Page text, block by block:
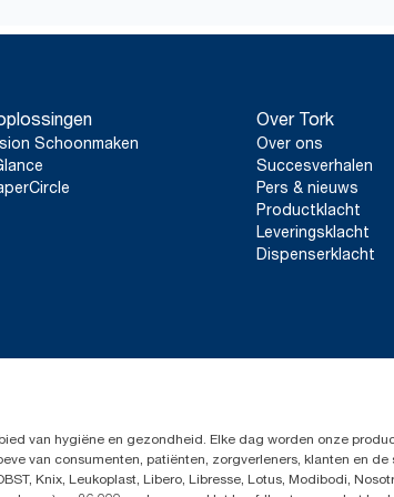
**Weergave van het Europese assortiment vullingen
Gebaseerd op door externe partijen beoordeelde
kwaliteitsniveaus van vullingen in combinatie met
een systeemgemiddelde zijn, zijn ze niet bedoeld
specifieke producten en verbruik.
Schoonmaken
Over Tork
Over ons
Succesverhalen
Pers & nieuws
Productklacht
Leveringsklacht
Dispenserklacht
van hygiëne en gezondheid. Elke dag worden onze
van consumenten, patiënten, zorgverleners, klanten en
Knix, Leukoplast, Libero, Libresse, Lotus, Modibodi,